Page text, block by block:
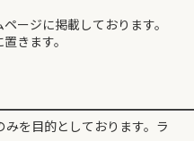
ージに掲載しております。
きます。
を目的としております。ラ